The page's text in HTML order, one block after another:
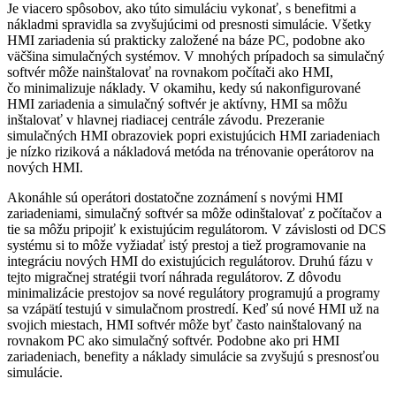
Je viacero spôsobov, ako túto simuláciu vykonať, s benefitmi a
nákladmi spravidla sa zvyšujúcimi od presnosti simulácie. Všetky
HMI zariadenia sú prakticky založené na báze PC, podobne ako
väčšina simulačných systémov. V mnohých prípadoch sa ­simulačný
softvér môže nainštalovať na rovnakom počítači ako HMI,
čo minimalizuje náklady. V okamihu, kedy sú nakonfigurované
HMI zariadenia a simulačný softvér je aktívny, HMI sa môžu
inštalovať v hlavnej riadiacej centrále závodu. Prezeranie
simulačných HMI obrazoviek popri existujúcich HMI zariadeniach
je nízko riziková a nákladová metóda na trénovanie operátorov na
nových HMI.
Akonáhle sú operátori dostatočne zoznámení s novými HMI
zariadeniami, simulačný softvér sa môže odinštalovať z počítačov a
tie sa môžu pripojiť k existujúcim regulátorom. V závislosti od DCS
systému si to môže vyžiadať istý prestoj a tiež programovanie na
integráciu nových HMI do existujúcich regulátorov. Druhú fázu v
tejto migračnej stratégii tvorí náhrada regulátorov. Z dôvodu
minimalizácie prestojov sa nové regulátory programujú a programy
sa vzápätí testujú v simulačnom prostredí. Keď sú nové HMI už na
svojich miestach, HMI softvér môže byť často nainštalovaný na
rovnakom PC ako simulačný softvér. Podobne ako pri HMI
zariadeniach, benefity a náklady simulácie sa zvyšujú s presnosťou
simulácie.